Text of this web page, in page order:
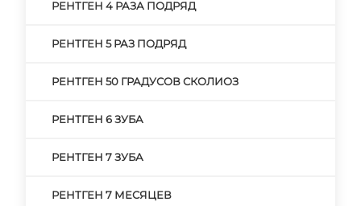
РЕНТГЕН 4 РАЗА ПОДРЯД
РЕНТГЕН 5 РАЗ ПОДРЯД
РЕНТГЕН 50 ГРАДУСОВ СКОЛИОЗ
РЕНТГЕН 6 ЗУБА
РЕНТГЕН 7 ЗУБА
РЕНТГЕН 7 МЕСЯЦЕВ